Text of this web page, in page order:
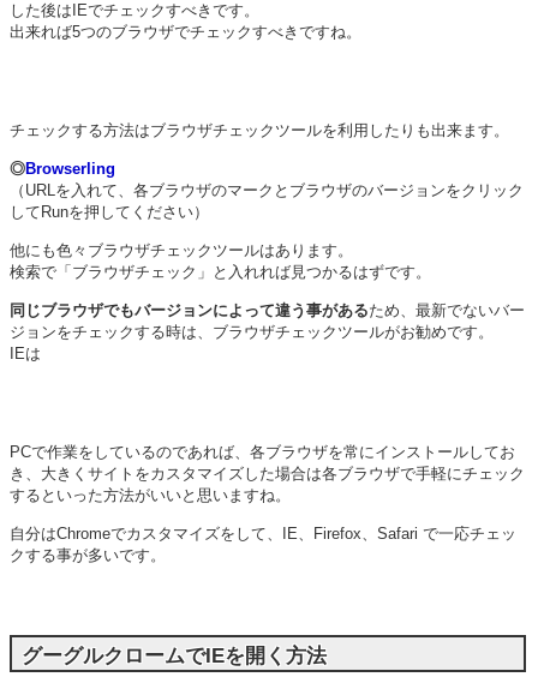
した後はIEでチェックすべきです。
出来れば5つのブラウザでチェックすべきですね。
チェックする方法はブラウザチェックツールを利用したりも出来ます。
◎Browserling
（URLを入れて、各ブラウザのマークとブラウザのバージョンをクリック
してRunを押してください）
他にも色々ブラウザチェックツールはあります。
検索で「ブラウザチェック」と入れれば見つかるはずです。
同じブラウザでもバージョンによって違う事があるため、最新でないバー
ジョンをチェックする時は、ブラウザチェックツールがお勧めです。
IEは
PCで作業をしているのであれば、各ブラウザを常にインストールしてお
き、大きくサイトをカスタマイズした場合は各ブラウザで手軽にチェック
するといった方法がいいと思いますね。
自分はChromeでカスタマイズをして、IE、Firefox、Safari で一応チェッ
クする事が多いです。
グーグルクロームでIEを開く方法